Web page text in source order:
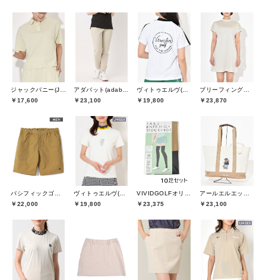
￥17,600
￥23,100
￥19,800
￥23,870
￥22,000
￥19,800
￥23,375
￥23,100